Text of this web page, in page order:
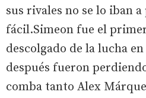
sus rivales no se lo iban
fácil.Simeon fue el
descolgado de la lucha
después fueron
comba tanto Alex